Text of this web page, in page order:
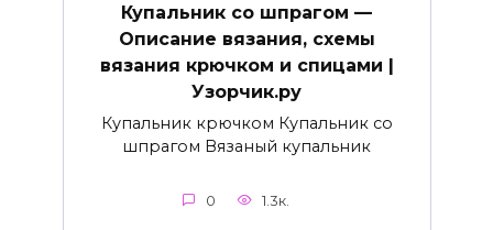
Купальник со шпрагом —
Описание вязания, схемы
вязания крючком и спицами |
Узорчик.ру
Купальник крючком Купальник со
шпрагом Вязаный купальник
0 1.3к.